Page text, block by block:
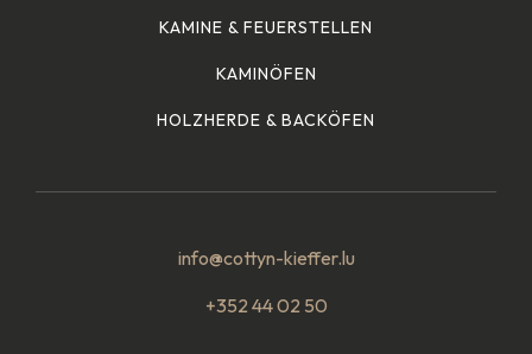
KAMINE & FEUERSTELLEN
KAMINÖFEN
HOLZHERDE & BACKÖFEN
info@cottyn-kieffer.lu
+352 44 02 50